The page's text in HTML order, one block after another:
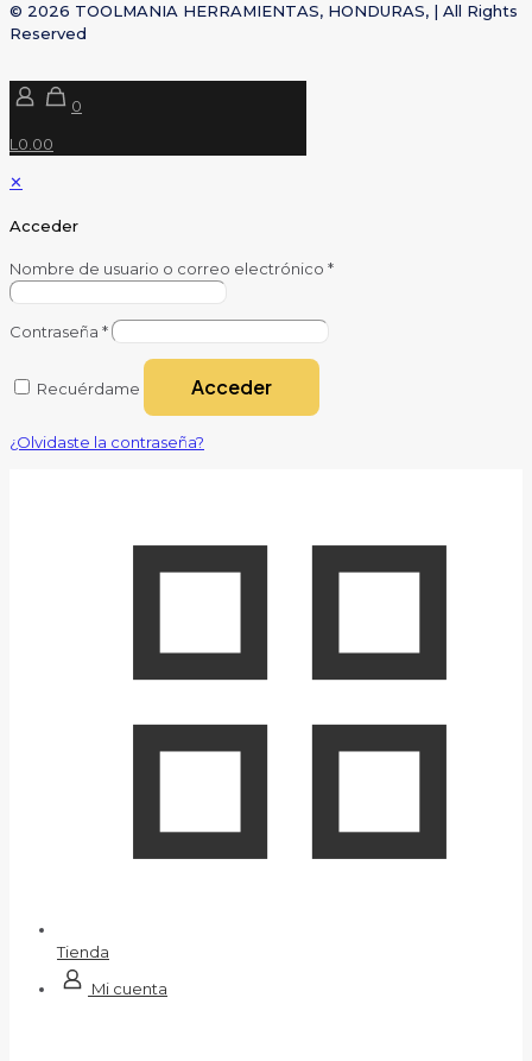
© 2026 TOOLMANIA HERRAMIENTAS, HONDURAS, | All Rights
Reserved
0
L0.00
✕
Acceder
Nombre de usuario o correo electrónico *
Contraseña *
Recuérdame Acceder
¿Olvidaste la contraseña?
Tienda
Mi cuenta